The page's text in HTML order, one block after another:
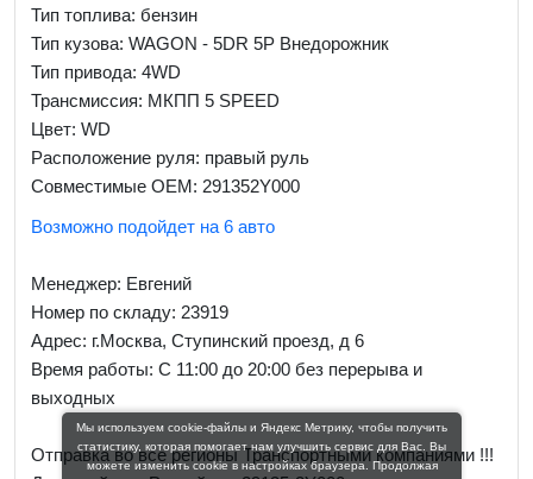
Тип топлива: бензин
Тип кузова: WAGON - 5DR 5P Внедорожник
Тип привода: 4WD
Трансмиссия: МКПП 5 SPEED
Цвет: WD
Расположение руля: правый руль
Совместимые OEM: 291352Y000
Возможно подойдет на 6 авто
Менеджер: Евгений
Номер по складу: 23919
Адрес: г.Москва, Ступинский проезд, д 6
Время работы: С 11:00 до 20:00 без перерыва и
выходных
Отправка во все регионы Транспортными компаниями !!!
Мы используем cookie-файлы и Яндекс Метрику, чтобы получить
статистику, которая помогает нам улучшить сервис для Вас. Вы
можете изменить cookie в настройках браузера. Продолжая